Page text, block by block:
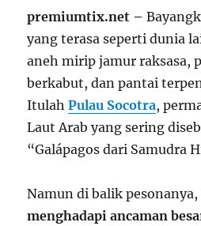
premiumtix.net –
yang terasa seperti dunia
aneh mirip jamur raksasa,
berkabut, dan pantai
ItulahPulau Socotra,
Laut Arab yang sering
“Galápagos dari Samudra
Namun di balik pesonanya,
menghadapi ancaman